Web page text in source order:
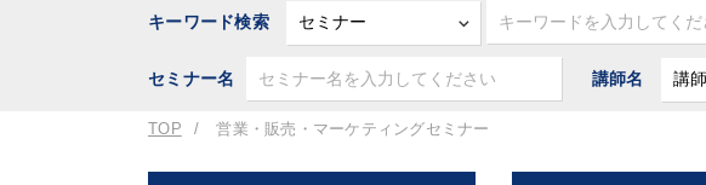
キーワード検索
セミナー名 講師名
TOP 営業・販売・マーケティングセミナー